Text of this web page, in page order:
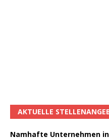
AKTUELLE
Namhafte Unternehmen